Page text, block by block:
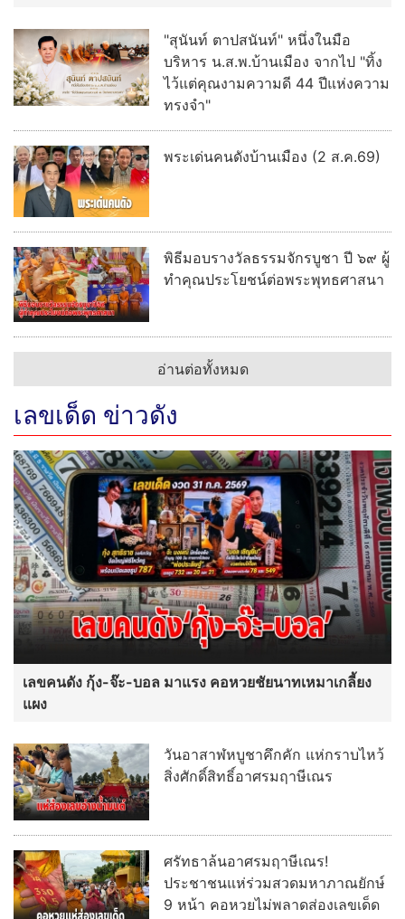
"สุนันท์ ตาปสนันท์" หนึ่งในมือ
บริหาร น.ส.พ.บ้านเมือง จากไป "ทิ้ง
ไว้แต่คุณงามความดี 44 ปีแห่งความ
ทรงจำ"
พระเด่นคนดังบ้านเมือง (2 ส.ค.69)
พิธีมอบรางวัลธรรมจักรบูชา ปี ๖๙ ผู้
ทำคุณประโยชน์ต่อพระพุทธศาสนา
อ่านต่อทั้งหมด
เลขเด็ด ข่าวดัง
เลขคนดัง กุ้ง-จ๊ะ-บอล มาแรง คอหวยชัยนาทเหมาเกลี้ยง
แผง
วันอาสาฬหบูชาคึกคัก แห่กราบไหว้
สิ่งศักดิ์สิทธิ์อาศรมฤาษีเณร
ศรัทธาล้นอาศรมฤาษีเณร!
ประชาชนแห่ร่วมสวดมหาภาณยักษ์
9 หน้า คอหวยไม่พลาดส่องเลขเด็ด